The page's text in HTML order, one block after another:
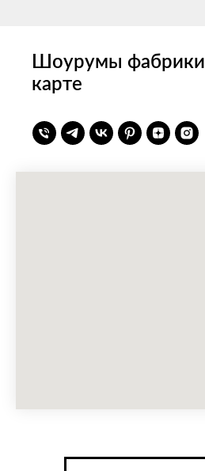
Шоурумы фабрики
карте